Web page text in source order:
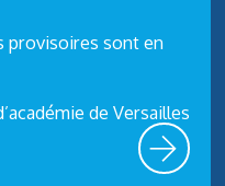
provisoires sont en
de Versailles